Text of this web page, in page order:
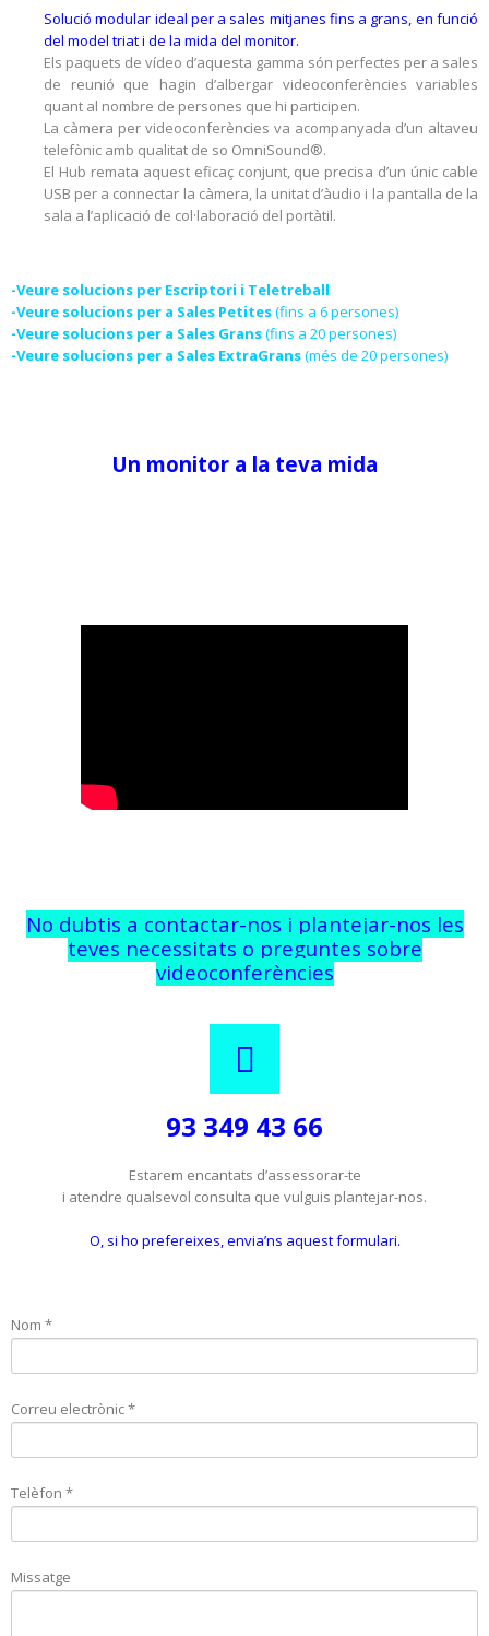
Solució modular ideal per a sales mitjanes fins a grans, en funció
del model triat i de la mida del monitor.
Els paquets de vídeo d’aquesta gamma són perfectes per a sales
de reunió que hagin d’albergar videoconferències variables
quant al nombre de persones que hi participen.
La càmera per videoconferències va acompanyada d’un altaveu
telefònic amb qualitat de so OmniSound®.
El Hub remata aquest eficaç conjunt, que precisa d’un únic cable
USB per a connectar la càmera, la unitat d’àudio i la pantalla de la
sala a l’aplicació de col·laboració del portàtil.
-Veure solucions per Escriptori i Teletreball
-Veure solucions per a Sales Petites(fins a 6 persones)
-Veure solucions per a Sales Grans(fins a 20 persones)
-Veure solucions per a Sales ExtraGrans(més de 20 persones)
Un monitor a la teva mida
No dubtis a contactar-nos i plantejar-nos les
teves necessitats o preguntes sobre
videoconferències
93 349 43 66
Estarem encantats d’assessorar-te
i atendre qualsevol consulta que vulguis plantejar-nos.
O, si ho prefereixes, envia’ns aquest formulari.
Nom *
Correu electrònic *
Telèfon *
Missatge